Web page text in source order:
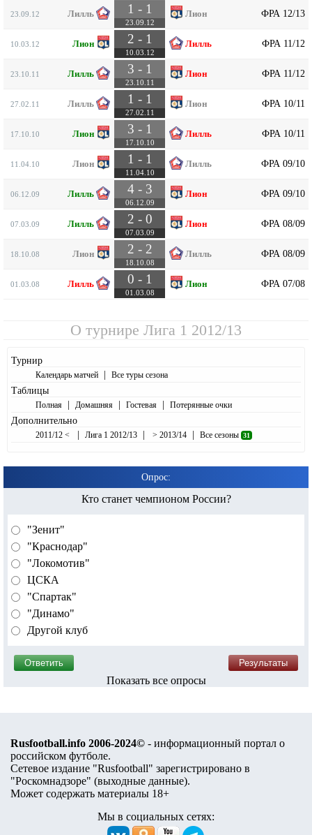
23.09.12 Лилль 1 - 1
23.09.12
Лион ФРА 12/13
10.03.12 Лион 2 - 1
10.03.12
Лилль ФРА 11/12
23.10.11 Лилль 3 - 1
23.10.11
Лион ФРА 11/12
27.02.11 Лилль 1 - 1
27.02.11
Лион ФРА 10/11
17.10.10 Лион 3 - 1
17.10.10
Лилль ФРА 10/11
11.04.10 Лион 1 - 1
11.04.10
Лилль ФРА 09/10
06.12.09 Лилль 4 - 3
06.12.09
Лион ФРА 09/10
07.03.09 Лилль 2 - 0
07.03.09
Лион ФРА 08/09
18.10.08 Лион 2 - 2
18.10.08
Лилль ФРА 08/09
01.03.08 Лилль 0 - 1
01.03.08
Лион ФРА 07/08
О турнире Лига 1 2012/13
Турнир
Календарь матчей | Все туры сезона
Таблицы
Полная | Домашняя | Гостевая | Потерянные очки
Дополнительно
2011/12 < | Лига 1 2012/13 | > 2013/14 | Все сезоны 31
Опрос:
Кто станет чемпионом России?
"Зенит"
"Краснодар"
"Локомотив"
ЦСКА
"Спартак"
"Динамо"
Другой клуб
Показать все опросы
Rusfootball.info 2006-2024© - информационный портал о
российском футболе.
Сетевое издание "Rusfootball" зарегистрировано в
"Роскомнадзоре" (выходные данные).
Может содержать материалы 18+
Мы в социальных сетях: